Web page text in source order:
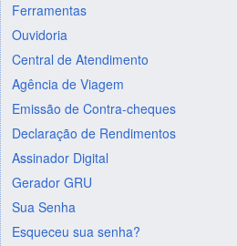
Ferramentas
Ouvidoria
Central de Atendimento
Agência de Viagem
Emissão de Contra-cheques
Declaração de Rendimentos
Assinador Digital
Gerador GRU
Sua Senha
Esqueceu sua senha?